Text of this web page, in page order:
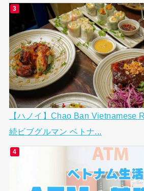
【ハノイ】Chao Ban Vietnamese
続ビブグルマン ベトナ...